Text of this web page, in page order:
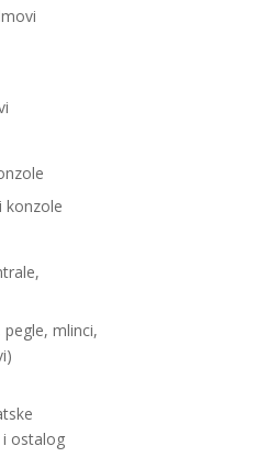
konzole
mlinci,
ostalog